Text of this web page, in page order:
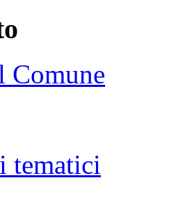
Comune
tematici